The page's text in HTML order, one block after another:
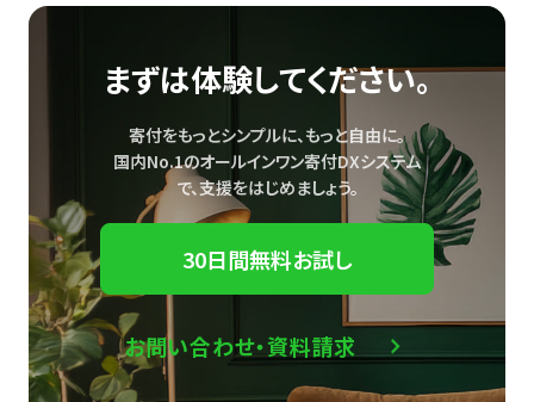
まずは体験してください。
寄付をもっとシンプルに、もっと自由に。
国内No.1のオールインワン寄付DXシステム
で、支援をはじめましょう。
30日間無料お試し
お問い合わせ・資料請求